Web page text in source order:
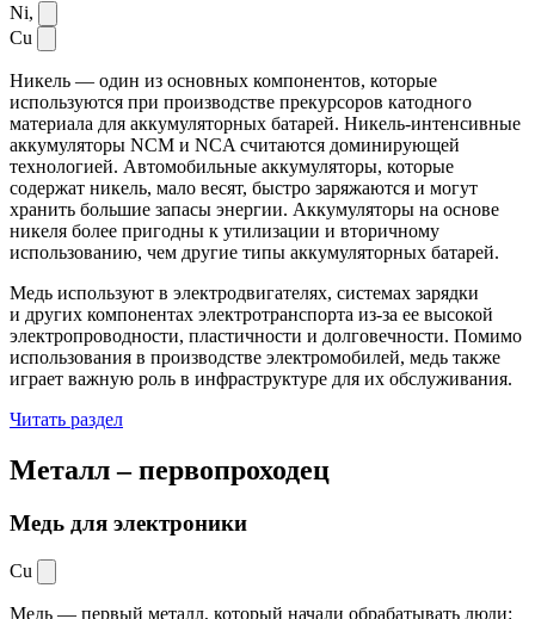
Ni,
Cu
Никель — один из основных компонентов, которые
используются при производстве прекурсоров катодного
материала для аккумуляторных батарей. Никель-интенсивные
аккумуляторы NCM и NCA считаются доминирующей
технологией. Автомобильные аккумуляторы, которые
содержат никель, мало весят, быстро заряжаются и могут
хранить большие запасы энергии. Аккумуляторы на основе
никеля более пригодны к утилизации и вторичному
использованию, чем другие типы аккумуляторных батарей.
Медь используют в электродвигателях, системах зарядки
и других компонентах электротранспорта из-за ее высокой
электропроводности, пластичности и долговечности. Помимо
использования в производстве электромобилей, медь также
играет важную роль в инфраструктуре для их обслуживания.
Читать раздел
Металл –первопроходец
Медь для электроники
Cu
Медь — первый металл, который начали обрабатывать люди: